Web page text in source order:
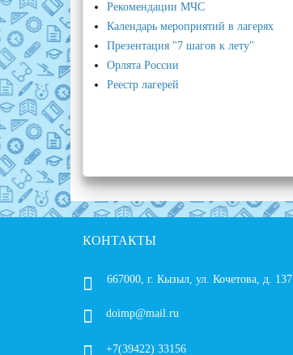
Рекомендации МЧС
Календарь мероприятий в лагерях
Презентация "7 шагов к лету"
Орлята России
Реестр лагерей
КОНТАКТЫ
667000, г. Кызыл, ул. Кочетова, д. 137
doimp@mail.ru
+7(39422) 33156